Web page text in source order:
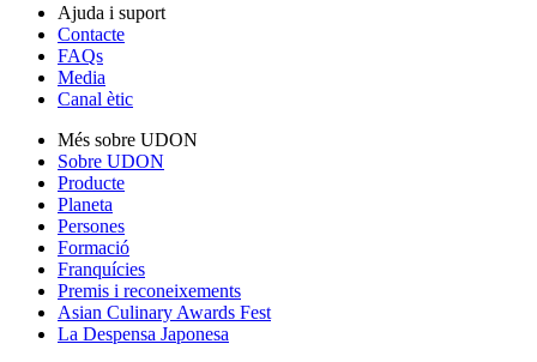
Ajuda i suport
Contacte
FAQs
Media
Canal ètic
Més sobre UDON
Sobre UDON
Producte
Planeta
Persones
Formació
Franquícies
Premis i reconeixements
Asian Culinary Awards Fest
La Despensa Japonesa